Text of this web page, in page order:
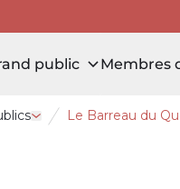
public Membres
Nouvelles
Ouvrir le tiroir Avis
Le Barreau du